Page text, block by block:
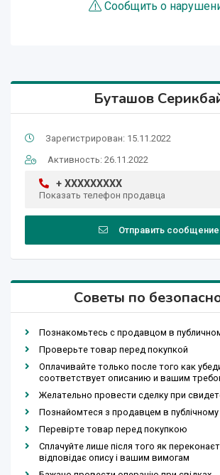
Сообщить о
Буташов
Зарегистрирован: 15.11.2022
Активность: 26.11.2022
+ XXXXXXXXX
Показать телефон продавца
Отправить сообщение
Советы по
Познакомьтесь с продавцом в
Проверьте товар перед покупкой
Оплачивайте только после того как
соответствует описанию и вашим
Желательно провести сделку при
Познайомтеся з продавцем в публічному
Перевірте товар перед покупкою
Сплачуйте лише після того як
відповідає опису і вашим вимогам